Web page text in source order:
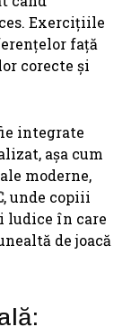
Exercițiile
față
corecte și
integrate
așa cum
moderne,
, unde copiii
ludice în care
de joacă